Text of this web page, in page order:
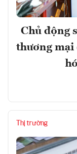
Chủ động
thương mại
Thị trường